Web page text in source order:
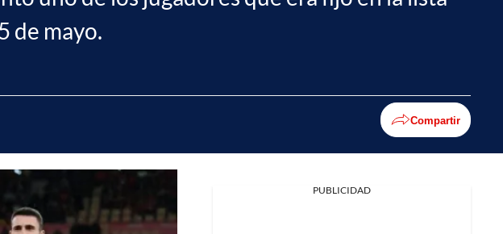
de mayo.
Compartir
PUBLICIDAD